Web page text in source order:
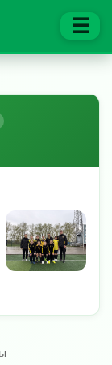
☰